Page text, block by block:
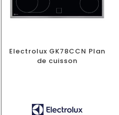
Electrolux GK78CCN Plan
de cuisson